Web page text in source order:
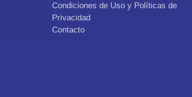
Condiciones de Uso y Políticas de
Privacidad
Contacto